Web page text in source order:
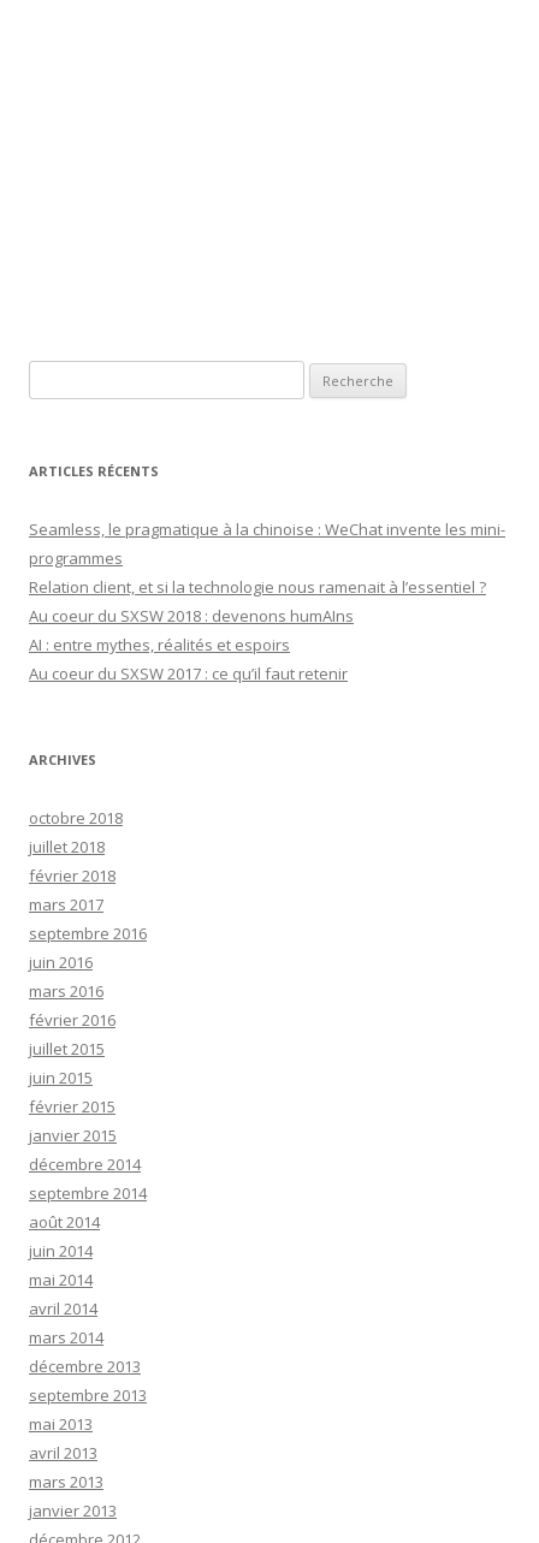
ARTICLES RÉCENTS
Seamless, le pragmatique à la chinoise : WeChat invente les mini-
programmes
Relation client, et si la technologie nous ramenait à l’essentiel ?
Au coeur du SXSW 2018 : devenons humAIns
AI : entre mythes, réalités et espoirs
Au coeur du SXSW 2017 : ce qu’il faut retenir
ARCHIVES
octobre 2018
juillet 2018
février 2018
mars 2017
septembre 2016
juin 2016
mars 2016
février 2016
juillet 2015
juin 2015
février 2015
janvier 2015
décembre 2014
septembre 2014
août 2014
juin 2014
mai 2014
avril 2014
mars 2014
décembre 2013
septembre 2013
mai 2013
avril 2013
mars 2013
janvier 2013